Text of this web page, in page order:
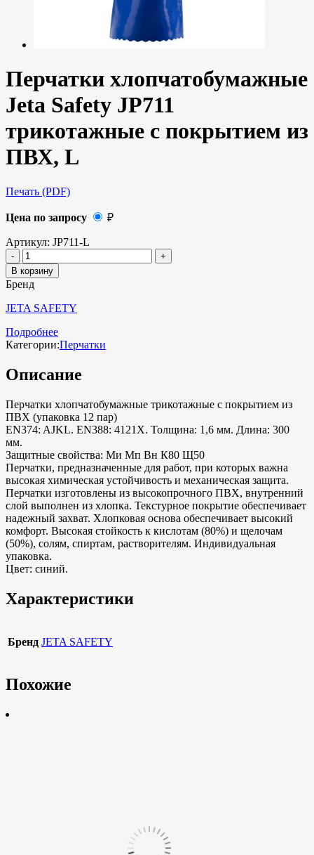
Перчатки хлопчатобумажные
Jeta Safety JP711
трикотажные с покрытием из
ПВХ, L
Печать (PDF)
Цена по запросу ₽
Артикул: JP711-L
В корзину
Бренд
JETA SAFETY
Подробнее
Категории:Перчатки
Описание
Перчатки хлопчатобумажные трикотажные с покрытием из
ПВХ (упаковка 12 пар)
EN374: AJKL. EN388: 4121X. Толщина: 1,6 мм. Длина: 300
мм.
Защитные свойства: Ми Мп Вн К80 Щ50
Перчатки, предназначенные для работ, при которых важна
высокая химическая устойчивость и механическая защита.
Перчатки изготовлены из высокопрочного ПВХ, внутренний
слой выполнен из хлопка. Текстурное покрытие обеспечивает
надежный захват. Хлопковая основа обеспечивает высокий
комфорт. Высокая стойкость к кислотам (80%) и щелочам
(50%), солям, спиртам, растворителям. Индивидуальная
упаковка.
Цвет: синий.
Характеристики
Бренд JETA SAFETY
Похожие